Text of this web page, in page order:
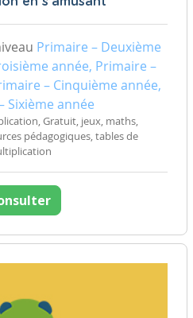
Primaire – Deuxième
année, Primaire –
– Cinquième année,
Sixième année
Gratuit, jeux, maths,
pédagogiques, tables de